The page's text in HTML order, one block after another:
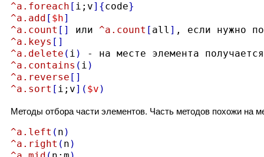
^a.foreach [ i;v]{code}
^a.add [ $h]
^a.count [] или ^a.count [ all ]
^a.keys []
^a.delete ( i )
^a.contains ( i )
^a.reverse []
^a.sort [ i;v]( $v )
Методы отбора части элементов. Часть методов похожи на
^a.left ( n )
^a.right ( n )